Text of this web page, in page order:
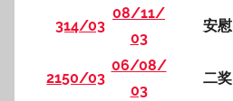
314/03
08/11/
03
安慰
2150/03
06/08/
03
二奖